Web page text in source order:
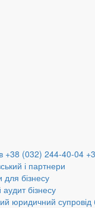
+38 (032) 244-40-04
і партнери
бізнесу
бізнесу
юридичний супровід